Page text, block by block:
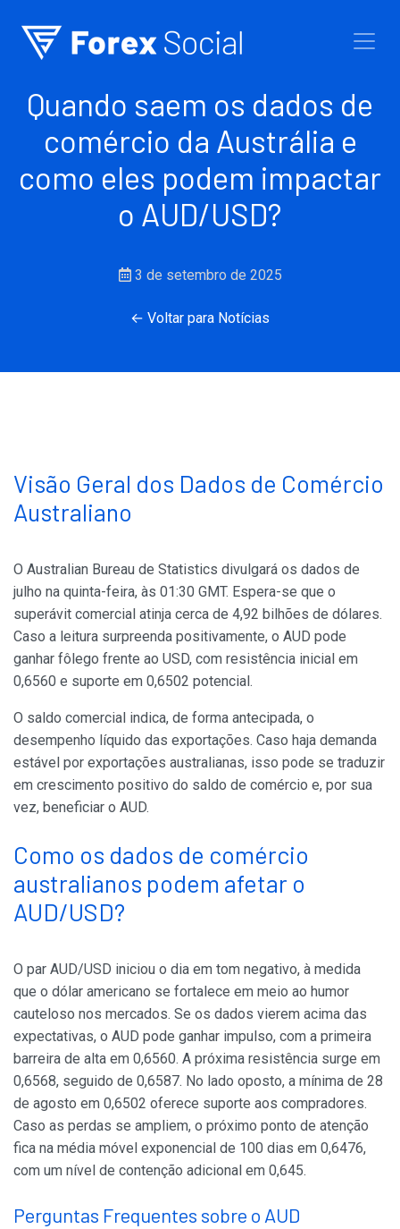
Quando saem os dados de
comércio da Austrália e
como eles podem impactar
o AUD/USD?
3 de setembro de 2025
← Voltar para Notícias
Visão Geral dos Dados de Comércio
Australiano
O Australian Bureau de Statistics divulgará os dados de
julho na quinta-feira, às 01:30 GMT. Espera-se que o
superávit comercial atinja cerca de 4,92 bilhões de dólares.
Caso a leitura surpreenda positivamente, o AUD pode
ganhar fôlego frente ao USD, com resistência inicial em
0,6560 e suporte em 0,6502 potencial.
O saldo comercial indica, de forma antecipada, o
desempenho líquido das exportações. Caso haja demanda
estável por exportações australianas, isso pode se traduzir
em crescimento positivo do saldo de comércio e, por sua
vez, beneficiar o AUD.
Como os dados de comércio
australianos podem afetar o
AUD/USD?
O par AUD/USD iniciou o dia em tom negativo, à medida
que o dólar americano se fortalece em meio ao humor
cauteloso nos mercados. Se os dados vierem acima das
expectativas, o AUD pode ganhar impulso, com a primeira
barreira de alta em 0,6560. A próxima resistência surge em
0,6568, seguido de 0,6587. No lado oposto, a mínima de 28
de agosto em 0,6502 oferece suporte aos compradores.
Caso as perdas se ampliem, o próximo ponto de atenção
fica na média móvel exponencial de 100 dias em 0,6476,
com um nível de contenção adicional em 0,645.
Perguntas Frequentes sobre o AUD